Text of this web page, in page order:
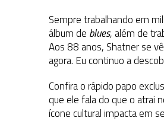
Sempre trabalhando em
álbum de blues, além de
Aos 88 anos, Shatner se
agora. Eu continuo a
Confira o rápido papo
que ele fala do que o atrai
ícone cultural impacta em